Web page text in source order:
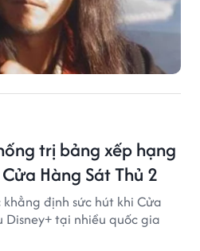
trị bảng xếp hạng
Hàng Sát Thủ 2
định sức hút khi Cửa
Disney+ tại nhiều quốc gia